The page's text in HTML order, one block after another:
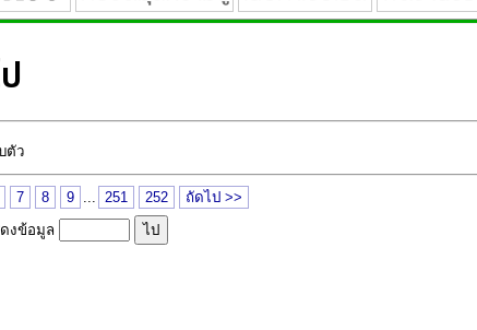
ตัว
7 8 9 ... 251 252
ถัดไป >>
งข้อมูล